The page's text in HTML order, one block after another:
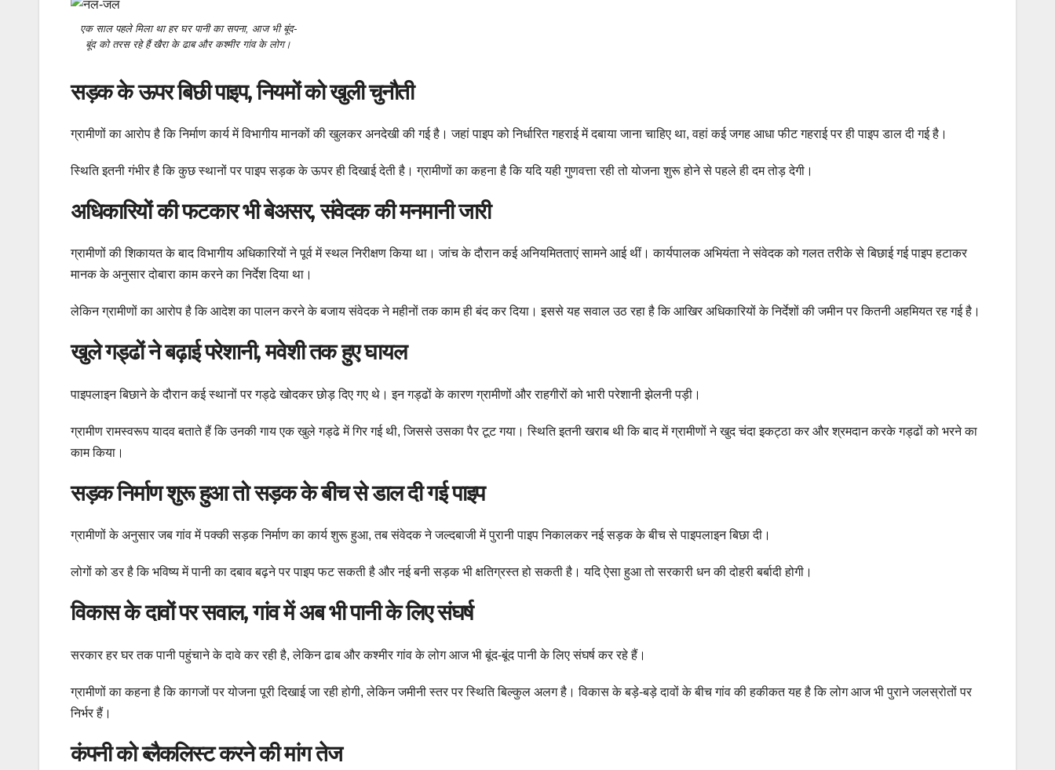
एक साल पहले मिला था हर घर पानी का सपना, आज भी बूंद-
बूंद को तरस रहे हैं खैरा के ढाब और कश्मीर गांव के लोग।
सड़क के ऊपर बिछी पाइप, नियमों को खुली चुनौती
ग्रामीणों का आरोप है कि निर्माण कार्य में विभागीय मानकों की खुलकर अनदेखी की गई है। जहां पाइप को निर्धारित गहराई में दबाया जाना चाहिए था, वहां कई जगह आधा फीट गहराई पर ही पाइप डाल दी गई है।
स्थिति इतनी गंभीर है कि कुछ स्थानों पर पाइप सड़क के ऊपर ही दिखाई देती है। ग्रामीणों का कहना है कि यदि यही गुणवत्ता रही तो योजना शुरू होने से पहले ही दम तोड़ देगी।
अधिकारियों की फटकार भी बेअसर, संवेदक की मनमानी जारी
ग्रामीणों की शिकायत के बाद विभागीय अधिकारियों ने पूर्व में स्थल निरीक्षण किया था। जांच के दौरान कई अनियमितताएं सामने आई थीं। कार्यपालक अभियंता ने संवेदक को गलत तरीके से बिछाई गई पाइप हटाकर
मानक के अनुसार दोबारा काम करने का निर्देश दिया था।
लेकिन ग्रामीणों का आरोप है कि आदेश का पालन करने के बजाय संवेदक ने महीनों तक काम ही बंद कर दिया। इससे यह सवाल उठ रहा है कि आखिर अधिकारियों के निर्देशों की जमीन पर कितनी अहमियत रह गई है।
खुले गड्ढों ने बढ़ाई परेशानी, मवेशी तक हुए घायल
पाइपलाइन बिछाने के दौरान कई स्थानों पर गड्ढे खोदकर छोड़ दिए गए थे। इन गड्ढों के कारण ग्रामीणों और राहगीरों को भारी परेशानी झेलनी पड़ी।
ग्रामीण रामस्वरूप यादव बताते हैं कि उनकी गाय एक खुले गड्ढे में गिर गई थी, जिससे उसका पैर टूट गया। स्थिति इतनी खराब थी कि बाद में ग्रामीणों ने खुद चंदा इकट्ठा कर और श्रमदान करके गड्ढों को भरने का
काम किया।
सड़क निर्माण शुरू हुआ तो सड़क के बीच से डाल दी गई पाइप
ग्रामीणों के अनुसार जब गांव में पक्की सड़क निर्माण का कार्य शुरू हुआ, तब संवेदक ने जल्दबाजी में पुरानी पाइप निकालकर नई सड़क के बीच से पाइपलाइन बिछा दी।
लोगों को डर है कि भविष्य में पानी का दबाव बढ़ने पर पाइप फट सकती है और नई बनी सड़क भी क्षतिग्रस्त हो सकती है। यदि ऐसा हुआ तो सरकारी धन की दोहरी बर्बादी होगी।
विकास के दावों पर सवाल, गांव में अब भी पानी के लिए संघर्ष
सरकार हर घर तक पानी पहुंचाने के दावे कर रही है, लेकिन ढाब और कश्मीर गांव के लोग आज भी बूंद-बूंद पानी के लिए संघर्ष कर रहे हैं।
ग्रामीणों का कहना है कि कागजों पर योजना पूरी दिखाई जा रही होगी, लेकिन जमीनी स्तर पर स्थिति बिल्कुल अलग है। विकास के बड़े-बड़े दावों के बीच गांव की हकीकत यह है कि लोग आज भी पुराने जलस्रोतों पर
निर्भर हैं।
कंपनी को ब्लैकलिस्ट करने की मांग तेज